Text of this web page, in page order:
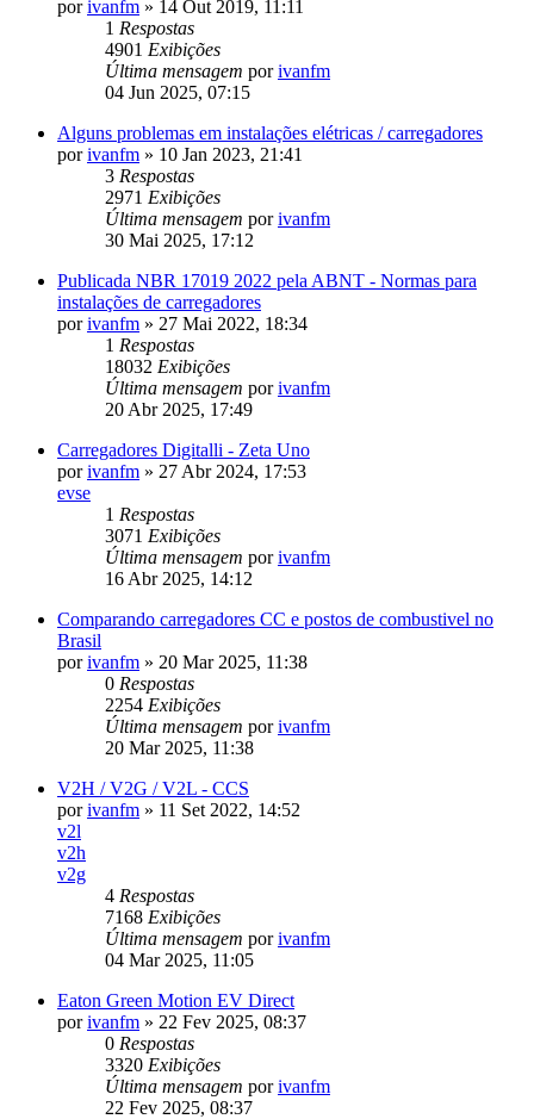
porivanfm » 14 Out 2019, 11:11
1 Respostas
4901 Exibições
Última mensagem porivanfm
04 Jun 2025, 07:15
Alguns problemas em instalações elétricas / carregadores
porivanfm » 10 Jan 2023, 21:41
3 Respostas
2971 Exibições
Última mensagem porivanfm
30 Mai 2025, 17:12
Publicada NBR 17019 2022 pela ABNT - Normas para
instalações de carregadores
porivanfm » 27 Mai 2022, 18:34
1 Respostas
18032 Exibições
Última mensagem porivanfm
20 Abr 2025, 17:49
Carregadores Digitalli - Zeta Uno
porivanfm » 27 Abr 2024, 17:53
evse
1 Respostas
3071 Exibições
Última mensagem porivanfm
16 Abr 2025, 14:12
Comparando carregadores CC e postos de combustivel no
Brasil
porivanfm » 20 Mar 2025, 11:38
0 Respostas
2254 Exibições
Última mensagem porivanfm
20 Mar 2025, 11:38
V2H / V2G / V2L - CCS
porivanfm » 11 Set 2022, 14:52
v2l
v2h
v2g
4 Respostas
7168 Exibições
Última mensagem porivanfm
04 Mar 2025, 11:05
Eaton Green Motion EV Direct
porivanfm » 22 Fev 2025, 08:37
0 Respostas
3320 Exibições
Última mensagem porivanfm
22 Fev 2025, 08:37